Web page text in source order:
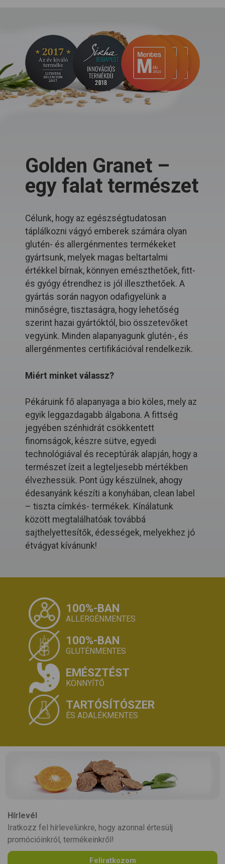
Golden Granet –
egy falat természet
Célunk, hogy az egészségtudatosan
táplálkozni vágyó emberek számára olyan
glutén- és allergénmentes termékeket
gyártsunk, melyek magas beltartalmi
értékkel bírnak, könnyen emészthetőek, fitt-
és gyógy étrendhez is jól illeszthetőek. A
gyártás során nagyon odafigyelünk a
minőségre, tisztaságra, hogy lehetőség
szerint hazai gyártóktól, bio összetevőket
vegyünk. Minden alapanyagunk glutén-, és
allergénmentes certifikációval rendelkezik.
Miért minket válassz?
Pékáruink fő alapanyaga a bio köles, mely az
egyik leggazdagabb álgabona. A fittség
jegyében szénhidrát csökkentett
finomságok, készre sütve, egyedi
technológiával és receptúrák alapján, hogy a
természet ízeit a legteljesebb mértékben
élvezhessük. Pont úgy készülnek, ahogy
édesanyánk készíti a konyhában, clean label
– tiszta címkés- termékek. Kínálatunk
között megtalálhatóak továbbá
sajthelyettesítők, édességek, melyekhez jó
étvágyat kívánunk!
100%-BAN
ALLERGÉNMENTES
100%-BAN
GLUTÉNMENTES
EMÉSZTÉST
KÖNNYÍTŐ
TARTÓSÍTÓSZER
ÉS ADALÉKMENTES
Hírlevél
Iratkozz fel hírlevelünkre, hogy azonnal értesülj
promócióinkról, termékeinkről!
Feliratkozom